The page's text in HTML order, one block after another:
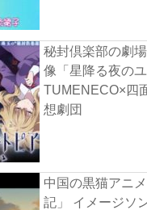
秘封倶楽部の劇
像「星降る夜のユ
TUMENECO×四
想劇団
中国の黒猫アニ
記」 イメージソ